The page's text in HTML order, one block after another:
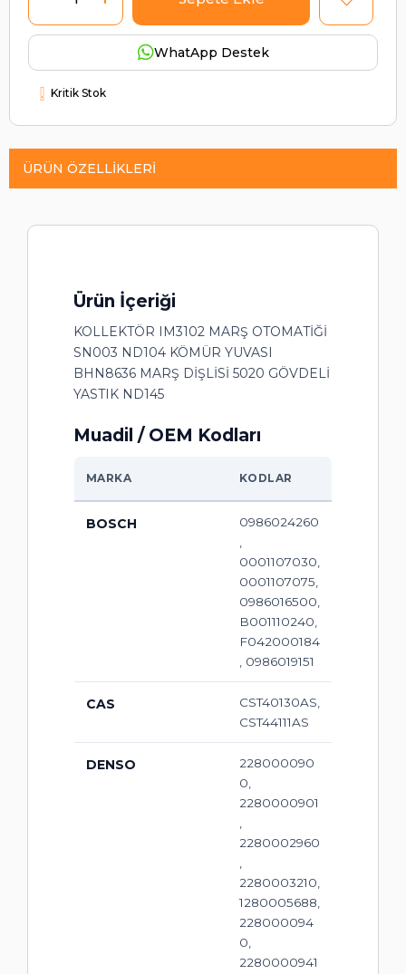
WhatApp Destek
Kritik Stok
ÜRÜN ÖZELLIKLERI
Ürün İçeriği
KOLLEKTÖR IM3102 MARŞ OTOMATİĞİ
SN003 ND104 KÖMÜR YUVASI
BHN8636 MARŞ DİŞLİSİ 5020 GÖVDELİ
YASTIK ND145
Muadil / OEM Kodları
MARKA KODLAR
BOSCH
0986024260
,
0001107030,
0001107075,
0986016500,
B001110240,
F042000184
, 0986019151
CAS
CST40130AS,
CST44111AS
DENSO
228000090
0,
2280000901
,
2280002960
,
2280003210,
1280005688,
228000094
0,
2280000941